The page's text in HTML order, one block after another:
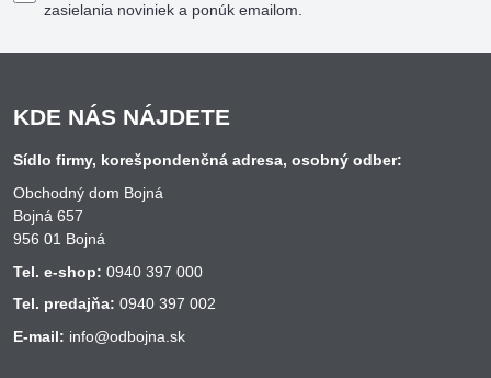
zasielania noviniek a ponúk emailom.
KDE NÁS NÁJDETE
Sídlo firmy, korešpondenčná adresa, osobný odber:
Obchodný dom Bojná
Bojná 657
956 01 Bojná
Tel. e-shop: 0940 397 000
Tel. predajňa: 0940 397 002
E-mail: info@odbojna.sk